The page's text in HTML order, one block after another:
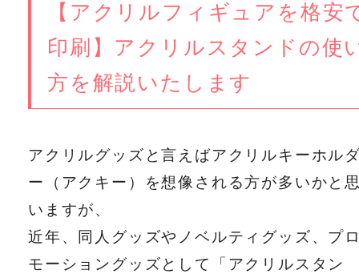
【アクリルフィギュアを格安
印刷】アクリルスタンドの使
方を解説いたします
アクリルグッズと言えばアクリルキーホル
ー（アクキー）を想像される方が多いかと
いますが、
近年、同人グッズやノベルティグッズ、プ
モーショングッズとして「アクリルスタン